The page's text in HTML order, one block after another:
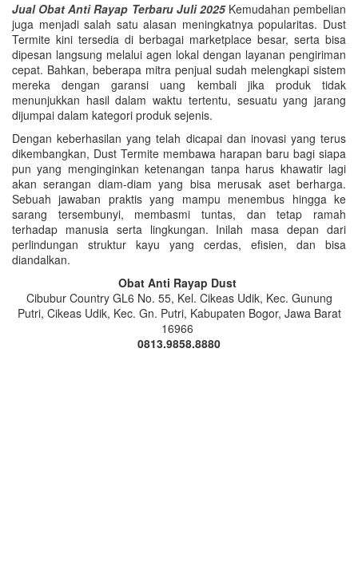
Jual Obat Anti Rayap Terbaru Juli 2025Kemudahan pembelian
juga menjadi salah satu alasan meningkatnya popularitas. Dust
Termite kini tersedia di berbagai marketplace besar, serta bisa
dipesan langsung melalui agen lokal dengan layanan pengiriman
cepat. Bahkan, beberapa mitra penjual sudah melengkapi sistem
mereka dengan garansi uang kembali jika produk tidak
menunjukkan hasil dalam waktu tertentu, sesuatu yang jarang
dijumpai dalam kategori produk sejenis.
Dengan keberhasilan yang telah dicapai dan inovasi yang terus
dikembangkan, Dust Termite membawa harapan baru bagi siapa
pun yang menginginkan ketenangan tanpa harus khawatir lagi
akan serangan diam-diam yang bisa merusak aset berharga.
Sebuah jawaban praktis yang mampu menembus hingga ke
sarang tersembunyi, membasmi tuntas, dan tetap ramah
terhadap manusia serta lingkungan. Inilah masa depan dari
perlindungan struktur kayu yang cerdas, efisien, dan bisa
diandalkan.
Obat Anti Rayap Dust
Cibubur Country GL6 No. 55, Kel. Cikeas Udik, Kec. Gunung
Putri, Cikeas Udik, Kec. Gn. Putri, Kabupaten Bogor, Jawa Barat
16966
0813.9858.8880